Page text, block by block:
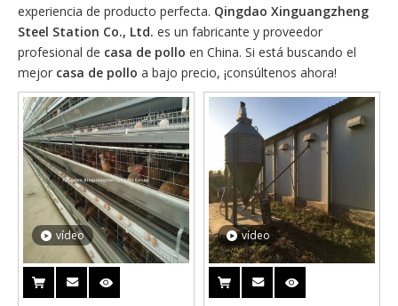
experiencia de producto perfecta. Qingdao Xinguangzheng
Steel Station Co., Ltd. es un fabricante y proveedor
profesional de casa de pollo en China. Si está buscando el
mejor casa de pollo a bajo precio, ¡consúltenos ahora!
vídeo vídeo